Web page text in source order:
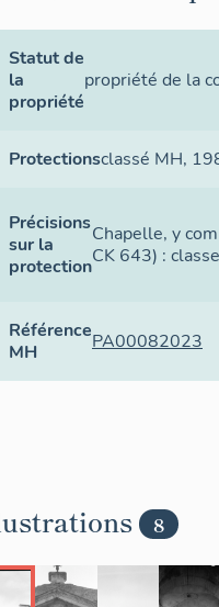
et les
- Façade
balus­trade
l'intérieur,
Statut de
la
propriété
propriété de la
Protectionsclassé MH,
Précisions
sur la
protection
Chapelle, y
CK 643) :
Référence
MH
PA00082023
8